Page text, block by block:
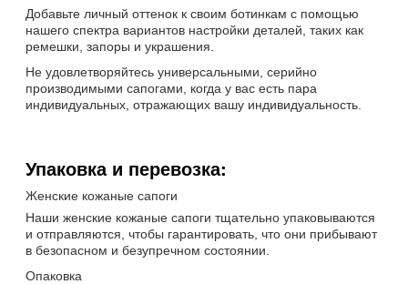
Добавьте личный оттенок к своим ботинкам с помощью
нашего спектра вариантов настройки деталей, таких как
ремешки, запоры и украшения.
Не удовлетворяйтесь универсальными, серийно
производимыми сапогами, когда у вас есть пара
индивидуальных, отражающих вашу индивидуальность.
Упаковка и перевозка:
Женские кожаные сапоги
Наши женские кожаные сапоги тщательно упаковываются
и отправляются, чтобы гарантировать, что они прибывают
в безопасном и безупречном состоянии.
Опаковка